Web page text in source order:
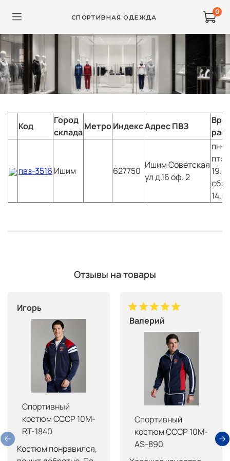
СПОРТИВНАЯ ОДЕЖДА
0
Код
Город
склада
МетроИндексАдрес ПВЗ
пвз-3516 Ишим 627750
ИшимСоветская
ул д.16 оф. 2
пн-
Отзывы на товары
Игорь
Спортивный
костюм СССР 10M-
RT-1840
Костюм понравился,
Валерий
Спортивный
костюм СССР 10M-
AS-890